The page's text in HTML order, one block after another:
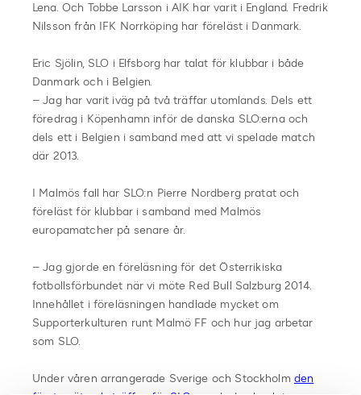
Lena. Och Tobbe Larsson i AIK har varit i England. Fredrik
Nilsson från IFK Norrköping har föreläst i Danmark.
Eric Sjölin, SLO i Elfsborg har talat för klubbar i både
Danmark och i Belgien.
– Jag har varit iväg på två träffar utomlands. Dels ett
föredrag i Köpenhamn inför de danska SLO:erna och
dels ett i Belgien i samband med att vi spelade match
där 2013.
I Malmös fall har SLO:n Pierre Nordberg pratat och
föreläst för klubbar i samband med Malmös
europamatcher på senare år.
– Jag gjorde en föreläsning för det Österrikiska
fotbollsförbundet när vi möte Red Bull Salzburg 2014.
Innehållet i föreläsningen handlade mycket om
Supporterkulturen runt Malmö FF och hur jag arbetar
som SLO.
Under våren arrangerade Sverige och Stockholm den